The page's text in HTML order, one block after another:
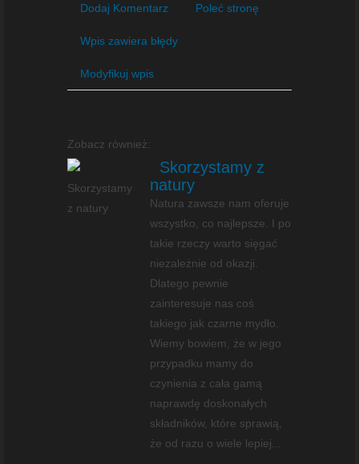
Dodaj Komentarz Poleć stronę
Wpis zawiera błędy
Modyfikuj wpis
Zobacz również:
Skorzystamy z
natury
Natura zawsze nam oferuje
wszystko, co najlepsze. I po
takie rzeczy warto sięgać
niezależnie od okazji.
Dlatego pewnie
zainteresuje nas coś
takiego jak czarne mydło.
Wiemy bowiem, że w jego
przypadku mamy do
czynienia z cała gamą
naprawdę doskonałych
składników, które sprawią,
że od razu o wiele lepiej...